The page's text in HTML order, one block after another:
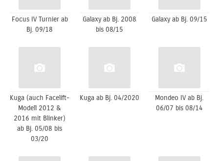
Focus IV Turnier ab
Bj. 09/18
Galaxy ab Bj. 2008
bis 08/15
Galaxy ab Bj. 09/15
Kuga (auch Facelift-
Modell 2012 &
2016 mit Blinker)
ab Bj. 05/08 bis
03/20
Kuga ab Bj. 04/2020
Mondeo IV ab Bj.
06/07 bis 08/14